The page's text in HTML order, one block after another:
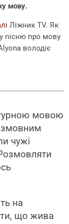
мову.
Ліжник TV. Як
пісню про мову
володіє
мовою
чужі
на
що жива